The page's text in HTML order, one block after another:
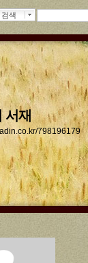
색
서재
798196179